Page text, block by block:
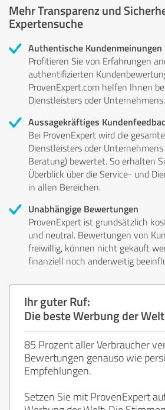
Mehr Transparenz und
Expertensuche
Authentische Kundenmeinungen
Profitieren Sie von Erfahrungen
authentifizierten
ProvenExpert.com helfen Ihnen
Dienstleisters oder Unternehmens.
Aussagekräftiges
Bei ProvenExpert wird die
Dienstleisters oder Unternehmens
Beratung) bewertet. So erhalten
Überblick über die Service- und
in allen Bereichen.
Unabhängige Bewertungen
ProvenExpert ist grundsätzlich
und neutral. Bewertungen von
freiwillig, können nicht gekauft
finanziell noch anderweitig
Ihr guter Ruf:
Die beste Werbung der
85 Prozent aller Verbraucher
Bewertungen genauso wie
Empfehlungen.
Setzen Sie mit ProvenExpert